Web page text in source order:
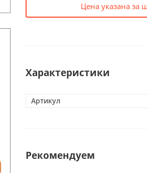
Цена указана за
Характеристики
Артикул
Рекомендуем